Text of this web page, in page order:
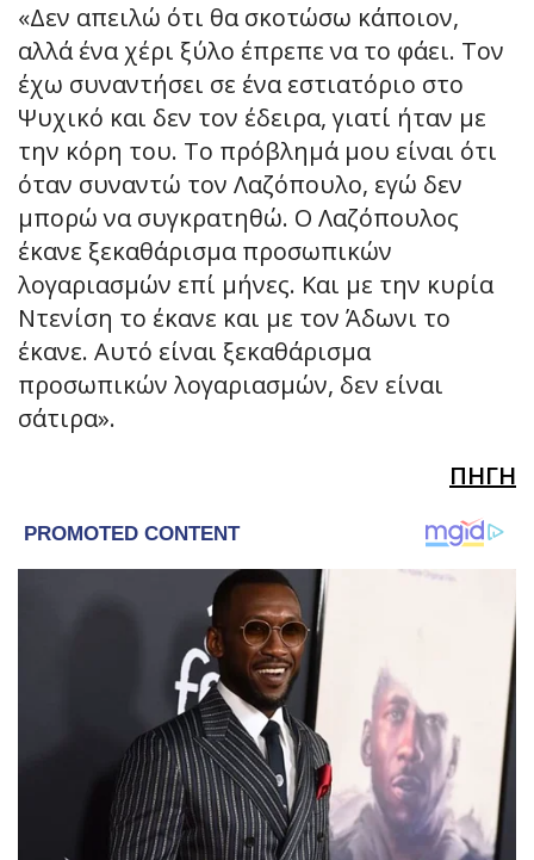
«Δεν απειλώ ότι θα σκοτώσω κάποιον,
αλλά ένα χέρι ξύλο έπρεπε να το φάει. Τον
έχω συναντήσει σε ένα εστιατόριο στο
Ψυχικό και δεν τον έδειρα, γιατί ήταν με
την κόρη του. Το πρόβλημά μου είναι ότι
όταν συναντώ τον Λαζόπουλο, εγώ δεν
μπορώ να συγκρατηθώ. Ο Λαζόπουλος
έκανε ξεκαθάρισμα προσωπικών
λογαριασμών επί μήνες. Και με την κυρία
Ντενίση το έκανε και με τον Άδωνι το
έκανε. Αυτό είναι ξεκαθάρισμα
προσωπικών λογαριασμών, δεν είναι
σάτιρα».
ΠΗΓΗ